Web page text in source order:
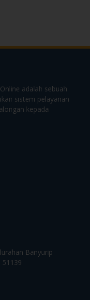
adalah sebuah
sistem pelayanan
kepada
Banyurip
51139